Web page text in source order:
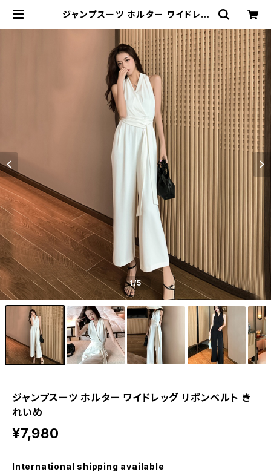
ジャンプスーツ ホルター ワイドレッ
日本未入荷勢揃い！全品送料無料です
♪
1/5
ジャンプスーツ ホルター ワイドレッグ リボンベルト き
れいめ
¥7,980
International shipping available